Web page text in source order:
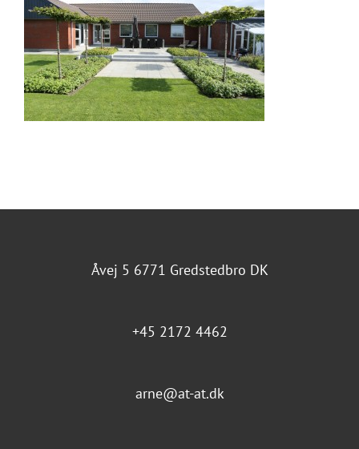
Åvej 5 6771 Gredstedbro DK
+45 2172 4462
arne@at-at.dk